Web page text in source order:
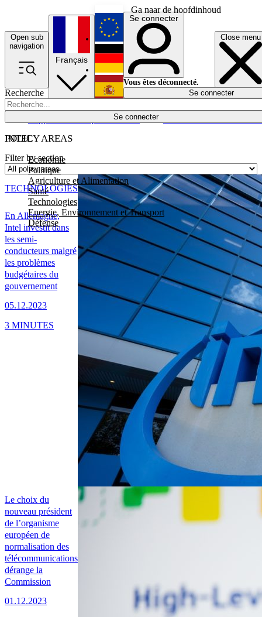
Ga naar de hoofdinhoud
Open sub
navigation
Close menu
Recherche
Se connecter
POLICY AREAS
Economie
Politique
Agriculture et Alimentation
Santé
Technologies
Energie, Environnement et Transport
Défense
Économie
Français
English
Deutsch
Español
Se connecter
Vous êtes déconnecté.
Se connecter
INTEL
Filter by section
En Allemagne,
Intel investit dans
les semi-
conducteurs malgré
les problèmes
budgétaires du
gouvernement
05.12.2023
TECHNOLOGIES
3 MINUTES
Le choix du
nouveau président
de l’organisme
européen de
normalisation des
télécommunications
dérange la
Commission
01.12.2023